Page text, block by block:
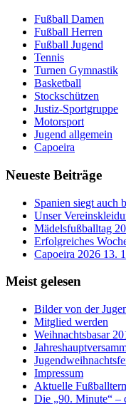
Fußball Damen
Fußball Herren
Fußball Jugend
Tennis
Turnen Gymnastik
Basketball
Stockschützen
Justiz-Sportgruppe
Motorsport
Jugend allgemein
Capoeira
Neueste Beiträge
Spanien siegt auch
Unser
Mädelsfußballtag
Erfolgreiches
Capoeira 2026 13.
Meist gelesen
Bilder von der
Mitglied werden
Weihnachtsbasar
Impressum
Aktuelle
Die „90. Minute“ –